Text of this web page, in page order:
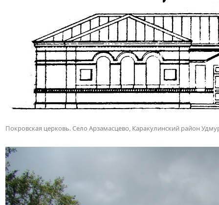
Покровская церковь. Село Арзамасцево, Каракулинский район